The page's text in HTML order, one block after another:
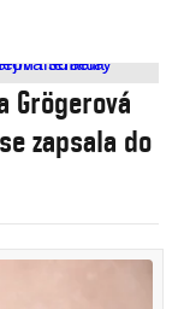
Grögerová
zapsala do